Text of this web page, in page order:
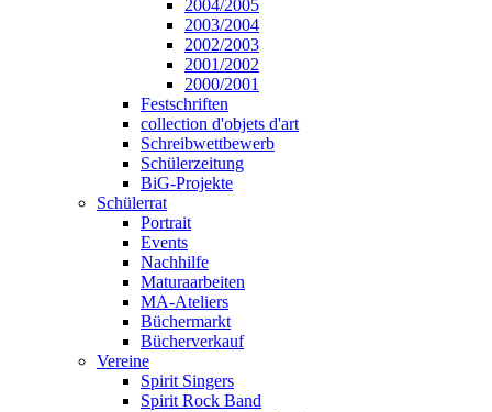
2004/2005
2003/2004
2002/2003
2001/2002
2000/2001
Festschriften
collection d'objets d'art
Schreibwettbewerb
Schülerzeitung
BiG-Projekte
Schülerrat
Portrait
Events
Nachhilfe
Maturaarbeiten
MA-Ateliers
Büchermarkt
Bücherverkauf
Vereine
Spirit Singers
Spirit Rock Band